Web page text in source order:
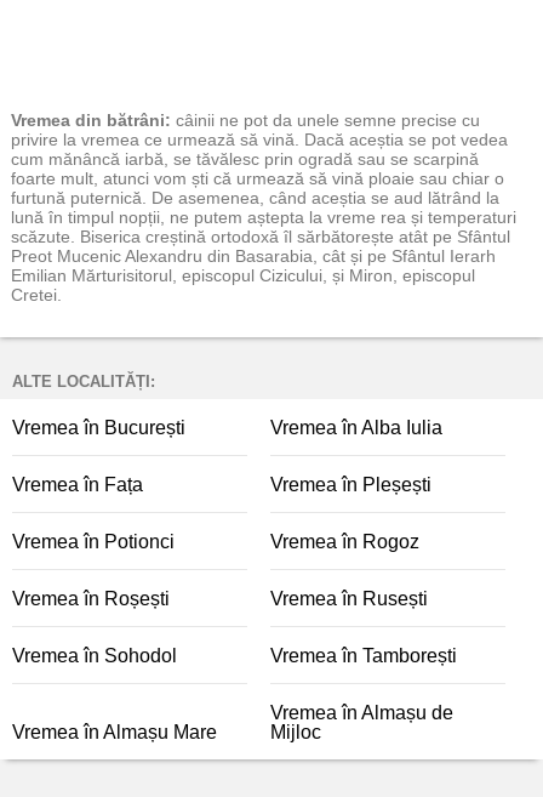
Vremea din bătrâni: câinii ne pot da unele semne precise cu
privire la vremea ce urmează să vină. Dacă aceștia se pot vedea
cum mănâncă iarbă, se tăvălesc prin ogradă sau se scarpină
foarte mult, atunci vom ști că urmează să vină ploaie sau chiar o
furtună puternică. De asemenea, când aceștia se aud lătrând la
lună în timpul nopții, ne putem aștepta la vreme rea și temperaturi
scăzute. Biserica creștină ortodoxă îl sărbătorește atât pe Sfântul
Preot Mucenic Alexandru din Basarabia, cât și pe Sfântul Ierarh
Emilian Mărturisitorul, episcopul Cizicului, și Miron, episcopul
Cretei.
ALTE LOCALITĂȚI:
Vremea în București Vremea în Alba Iulia
Vremea în Fața Vremea în Pleșești
Vremea în Potionci Vremea în Rogoz
Vremea în Roșești Vremea în Rusești
Vremea în Sohodol Vremea în Tamborești
Vremea în Almașu Mare
Vremea în Almașu de
Mijloc